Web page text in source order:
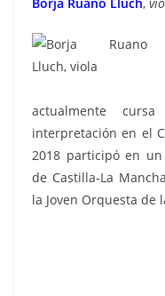
actualmente
interpretación en el
2018 participó en
de Castilla-La
la Joven Orquesta de